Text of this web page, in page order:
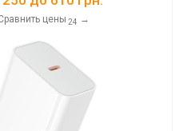
цены 24 →